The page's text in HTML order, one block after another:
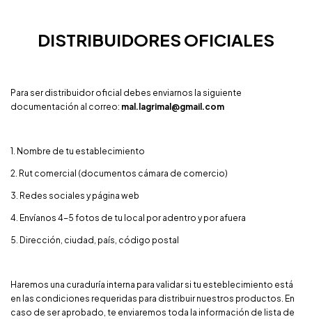
DISTRIBUIDORES OFICIALES
Para ser distribuidor oficial debes enviarnos la siguiente
documentación al correo: mal.lagrimal@gmail.com
1. Nombre de tu establecimiento
2. Rut comercial (documentos cámara de comercio)
3. Redes sociales y página web
4. Envíanos 4-5 fotos de tu local por adentro y por afuera
5. Dirección, ciudad, país, código postal
Haremos una curaduría interna para validar si tu esteblecimiento está
en las condiciones requeridas para distribuir nuestros productos. En
caso de ser aprobado, te enviaremos toda la información de lista de